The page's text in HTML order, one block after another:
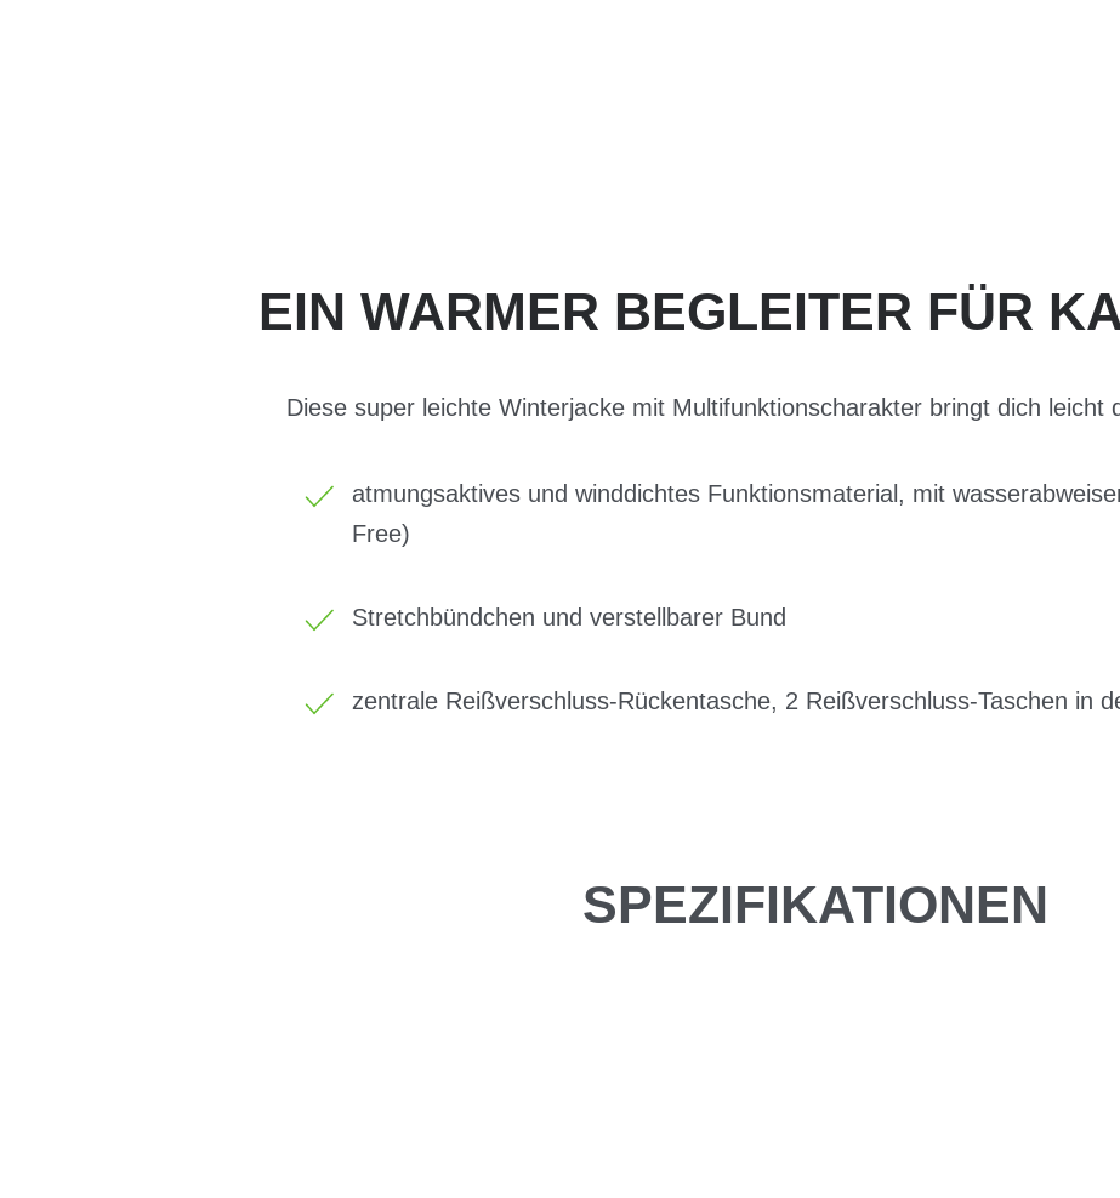
EIN WARMER BEGLEITER FÜR
Diese super leichte Winterjacke mit Multifunktionscharakter bringt dich leicht
atmungsaktives und winddichtes Funktionsmaterial, mit
Free)
Stretchbündchen und verstellbarer Bund
zentrale Reißverschluss-Rückentasche, 2 Reißverschluss-Taschen in
SPEZIFIKATIONEN